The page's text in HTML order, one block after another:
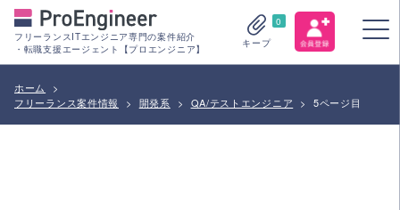
フリーランスITエンジニア専門の案件紹介
・転職支援エージェント【プロエンジニア】
0
キープ
ホーム
>
フリーランス案件情報
> 開発系 > QA/テストエンジニア > 5ページ目